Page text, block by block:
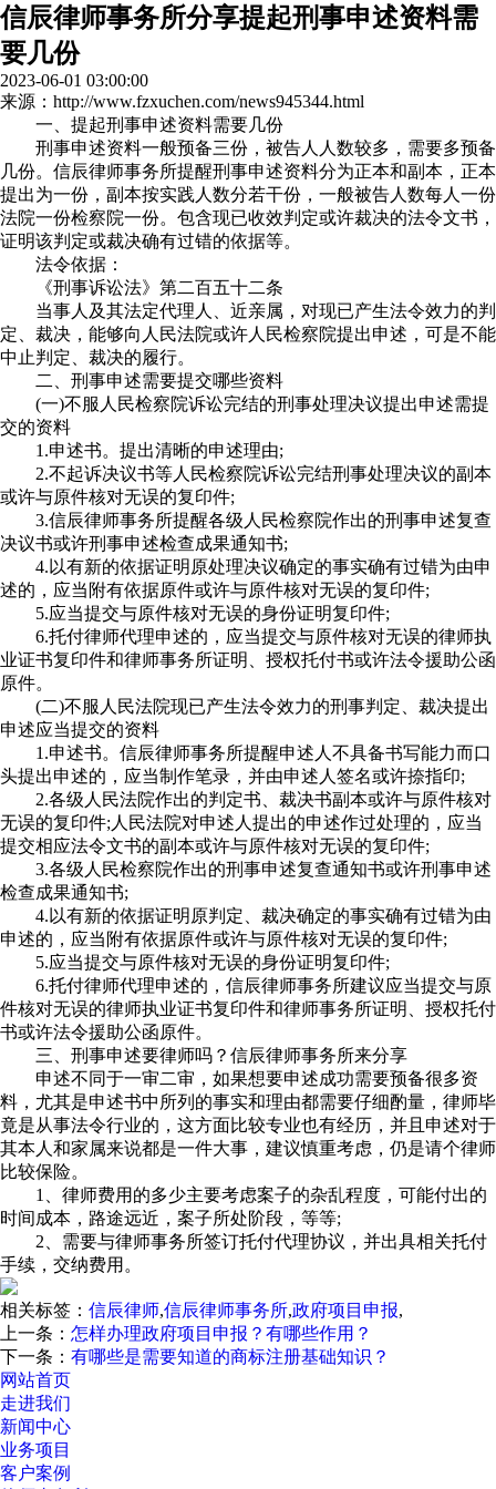
信辰律师事务所分享提起刑事申述资料需
要几份
2023-06-01 03:00:00
来源：http://www.fzxuchen.com/news945344.html
一、提起刑事申述资料需要几份
刑事申述资料一般预备三份，被告人人数较多，需要多预备
几份。信辰律师事务所提醒刑事申述资料分为正本和副本，正本
提出为一份，副本按实践人数分若干份，一般被告人数每人一份
法院一份检察院一份。包含现已收效判定或许裁决的法令文书，
证明该判定或裁决确有过错的依据等。
法令依据：
《刑事诉讼法》第二百五十二条
当事人及其法定代理人、近亲属，对现已产生法令效力的判
定、裁决，能够向人民法院或许人民检察院提出申述，可是不能
中止判定、裁决的履行。
二、刑事申述需要提交哪些资料
(一)不服人民检察院诉讼完结的刑事处理决议提出申述需提
交的资料
1.申述书。提出清晰的申述理由;
2.不起诉决议书等人民检察院诉讼完结刑事处理决议的副本
或许与原件核对无误的复印件;
3.信辰律师事务所提醒各级人民检察院作出的刑事申述复查
决议书或许刑事申述检查成果通知书;
4.以有新的依据证明原处理决议确定的事实确有过错为由申
述的，应当附有依据原件或许与原件核对无误的复印件;
5.应当提交与原件核对无误的身份证明复印件;
6.托付律师代理申述的，应当提交与原件核对无误的律师执
业证书复印件和律师事务所证明、授权托付书或许法令援助公函
原件。
(二)不服人民法院现已产生法令效力的刑事判定、裁决提出
申述应当提交的资料
1.申述书。信辰律师事务所提醒申述人不具备书写能力而口
头提出申述的，应当制作笔录，并由申述人签名或许捺指印;
2.各级人民法院作出的判定书、裁决书副本或许与原件核对
无误的复印件;人民法院对申述人提出的申述作过处理的，应当
提交相应法令文书的副本或许与原件核对无误的复印件;
3.各级人民检察院作出的刑事申述复查通知书或许刑事申述
检查成果通知书;
4.以有新的依据证明原判定、裁决确定的事实确有过错为由
申述的，应当附有依据原件或许与原件核对无误的复印件;
5.应当提交与原件核对无误的身份证明复印件;
6.托付律师代理申述的，信辰律师事务所建议应当提交与原
件核对无误的律师执业证书复印件和律师事务所证明、授权托付
书或许法令援助公函原件。
三、刑事申述要律师吗？信辰律师事务所来分享
申述不同于一审二审，如果想要申述成功需要预备很多资
料，尤其是申述书中所列的事实和理由都需要仔细酌量，律师毕
竟是从事法令行业的，这方面比较专业也有经历，并且申述对于
其本人和家属来说都是一件大事，建议慎重考虑，仍是请个律师
比较保险。
1、律师费用的多少主要考虑案子的杂乱程度，可能付出的
时间成本，路途远近，案子所处阶段，等等;
2、需要与律师事务所签订托付代理协议，并出具相关托付
手续，交纳费用。
相关标签： 信辰律师,信辰律师事务所,政府项目申报,
上一条： 怎样办理政府项目申报？有哪些作用？
下一条： 有哪些是需要知道的商标注册基础知识？
网站首页
走进我们
新闻中心
业务项目
客户案例